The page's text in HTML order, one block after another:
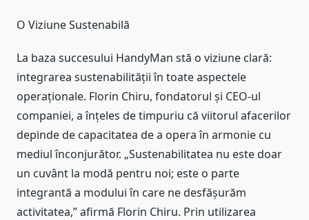
O Viziune Sustenabilă
La baza succesului HandyMan stă o viziune clară:
integrarea sustenabilității în toate aspectele
operaționale. Florin Chiru, fondatorul și CEO-ul
companiei, a înțeles de timpuriu că viitorul afacerilor
depinde de capacitatea de a opera în armonie cu
mediul înconjurător. „Sustenabilitatea nu este doar
un cuvânt la modă pentru noi; este o parte
integrantă a modului în care ne desfășurăm
activitatea,” afirmă Florin Chiru. Prin utilizarea